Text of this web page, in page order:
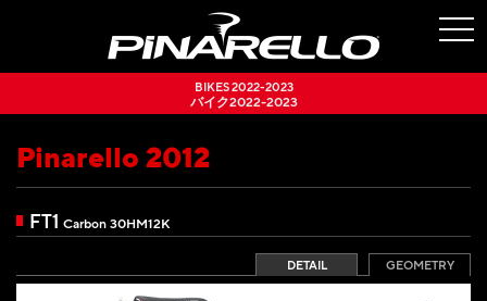
BIKES 2022-2023
バイク2022-2023
Pinarello 2012
FT1 Carbon 30HM12K
GEOMETRY
DETAIL